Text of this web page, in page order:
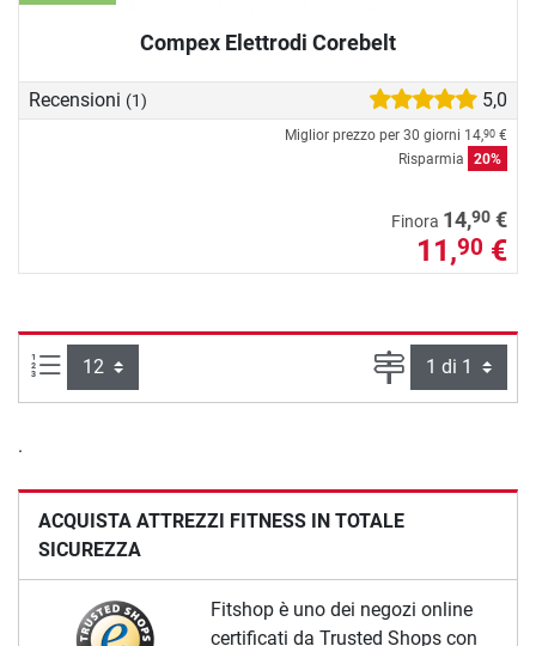
Compex Elettrodi Corebelt
Recensioni (1) 5,0
Miglior prezzo per 30 giorni 14,90 €
Risparmia
20%
Finora 14,90 €
11,90 €
Articoli per pagina: Pagina
ACQUISTA ATTREZZI FITNESS IN TOTALE
SICUREZZA
Fitshop è uno dei negozi online
certificati da Trusted Shops con
.